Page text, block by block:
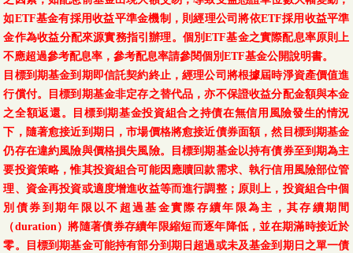
如ETF基金有採用收益平準金機制，則經理公司將依ETF採用收益平準
金作為收益分配來源實務指引辦理。個別ETF基金之實際配息率原則上
不應超過參考配息率，參考配息率請參閱個別ETF基金公開說明書。
目標到期基金到期即信託契約終止，經理公司將根據屆時淨資產價值進
行償付。目標到期基金非定存之替代品，亦不保證收益分配金額與本金
之全額返還。目標到期基金投資組合之持債在無信用風險發生的情況
下，隨著愈接近到期日，市場價格將愈接近債券面額，然目標到期基金
仍存在違約風險與價格損失風險。目標到期基金以持有債券至到期為主
要投資策略，惟其投資組合可能因應贖回款需求、執行信用風險部位管
理、資金再投資或適度增進收益等而進行調整；原則上，投資組合中個
別債券到期年限以不超過基金實際存續年限為主，其存續期間
（duration）將隨著債券存續年限縮短而逐年降低，並在期滿時接近於
零。目標到期基金可能持有部分到期日超過或未及基金到期日之單一債